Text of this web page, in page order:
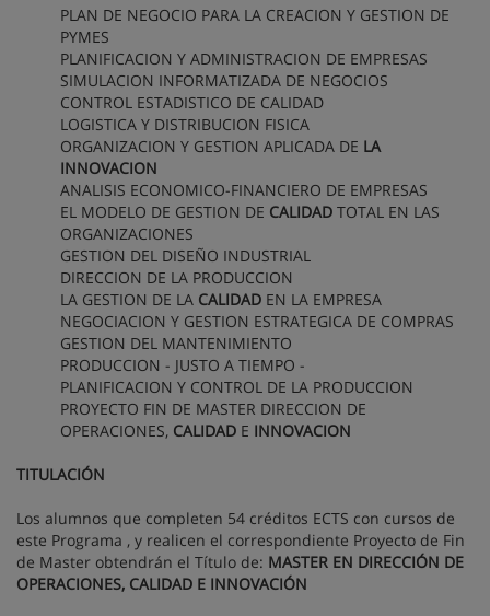
PLAN DE NEGOCIO PARA LA CREACION Y GESTION DE
PYMES
PLANIFICACION Y ADMINISTRACION DE EMPRESAS
SIMULACION INFORMATIZADA DE NEGOCIOS
CONTROL ESTADISTICO DE CALIDAD
LOGISTICA Y DISTRIBUCION FISICA
ORGANIZACION Y GESTION APLICADA DE LA
INNOVACION
ANALISIS ECONOMICO-FINANCIERO DE EMPRESAS
EL MODELO DE GESTION DE CALIDAD TOTAL EN LAS
ORGANIZACIONES
GESTION DEL DISEÑO INDUSTRIAL
DIRECCION DE LA PRODUCCION
LA GESTION DE LA CALIDAD EN LA EMPRESA
NEGOCIACION Y GESTION ESTRATEGICA DE COMPRAS
GESTION DEL MANTENIMIENTO
PRODUCCION - JUSTO A TIEMPO -
PLANIFICACION Y CONTROL DE LA PRODUCCION
PROYECTO FIN DE MASTER DIRECCION DE
OPERACIONES, CALIDAD E INNOVACION
TITULACIÓN
Los alumnos que completen 54 créditos ECTS con cursos de
este Programa , y realicen el correspondiente Proyecto de Fin
de Master obtendrán el Título de: MASTER EN DIRECCIÓN DE
OPERACIONES, CALIDAD E INNOVACIÓN